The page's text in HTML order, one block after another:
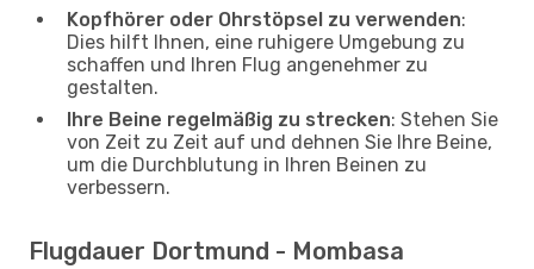
Kopfhörer oder Ohrstöpsel zu verwenden:
Dies hilft Ihnen, eine ruhigere Umgebung zu
schaffen und Ihren Flug angenehmer zu
gestalten.
Ihre Beine regelmäßig zu strecken: Stehen Sie
von Zeit zu Zeit auf und dehnen Sie Ihre Beine,
um die Durchblutung in Ihren Beinen zu
verbessern.
Flugdauer Dortmund - Mombasa